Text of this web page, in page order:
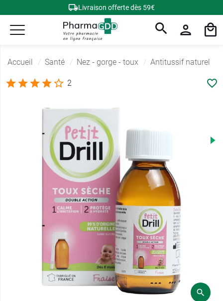
Livraison offerte dès 59€
Accueil Santé Nez - gorge - toux Antitussif naturel
2